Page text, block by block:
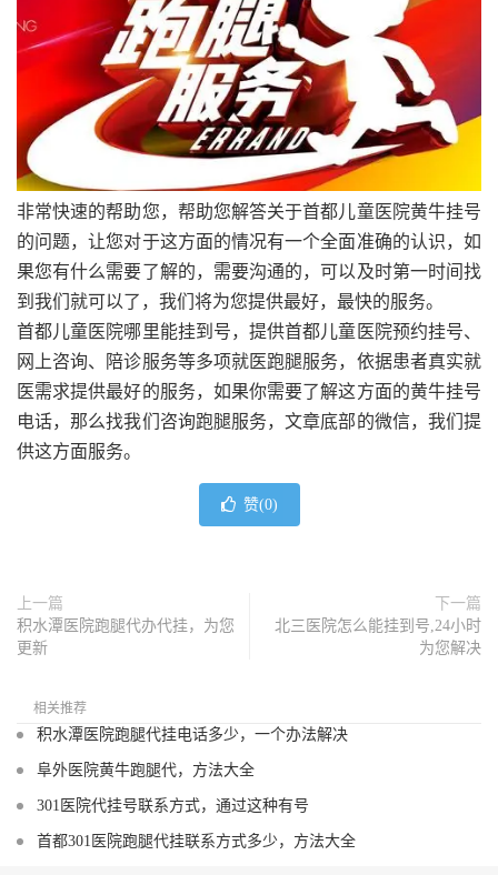
非常快速的帮助您，帮助您解答关于首都儿童医院黄牛挂号
的问题，让您对于这方面的情况有一个全面准确的认识，如
果您有什么需要了解的，需要沟通的，可以及时第一时间找
到我们就可以了，我们将为您提供最好，最快的服务。
首都儿童医院哪里能挂到号，提供首都儿童医院预约挂号、
网上咨询、陪诊服务等多项就医跑腿服务，依据患者真实就
医需求提供最好的服务，如果你需要了解这方面的黄牛挂号
电话，那么找我们咨询跑腿服务，文章底部的微信，我们提
供这方面服务。
赞(0)
上一篇
积水潭医院跑腿代办代挂，为您
更新
下一篇
北三医院怎么能挂到号,24小时
为您解决
相关推荐
积水潭医院跑腿代挂电话多少，一个办法解决
阜外医院黄牛跑腿代，方法大全
301医院代挂号联系方式，通过这种有号
首都301医院跑腿代挂联系方式多少，方法大全